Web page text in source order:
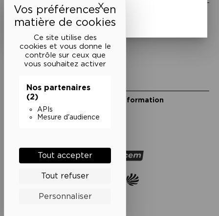
Ce site utilise des
cookies et vous donne le
contrôle sur ceux que
vous souhaitez activer
Nos partenaires
(2)
APIs
Mesure d'audience
Tout accepter
Tout refuser
Personnaliser
XMasquer le bandeau des
Mentions légales
Politique de confidentialité
Conditions générales de vente
Cookies
Restons en lien
Inscrivez-vous à notre lettre d’information
Suivez-nous sur les réseaux